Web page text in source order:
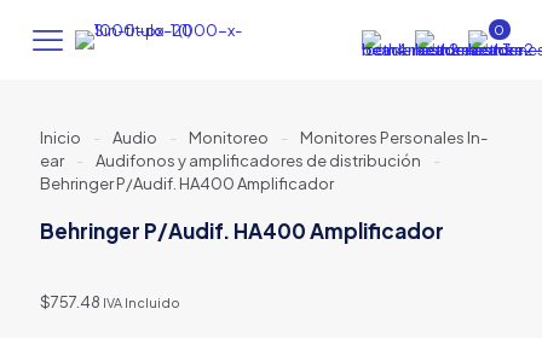
0
Inicio - Audio - Monitoreo -
Monitores Personales In-
ear
- Audifonos y amplificadores de distribución
-
Behringer P/Audif. HA400 Amplificador
Behringer P/Audif. HA400 Amplificador
$757.48 IVA Incluido